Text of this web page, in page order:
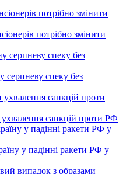
потрібно змінити
серпневу спеку без
санкцій проти РФ
у падінні ракети РФ у